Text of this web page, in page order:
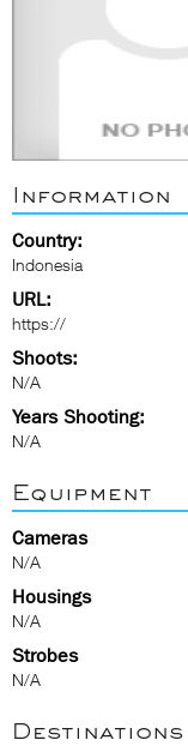
Information
Country:
Indonesia
URL:
https://
Shoots:
N/A
Years Shooting:
N/A
Equipment
Cameras
N/A
Housings
N/A
Strobes
N/A
Destinations